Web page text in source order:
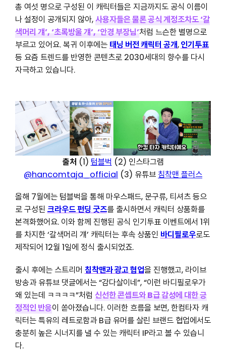
총 여섯 명으로 구성된 이 캐릭터들은 지금까지도 공식 이름이
나 설정이 공개되지 않아,사용자들은 물론 공식 계정조차도 ‘갈
색머리 걔’, ‘초록방울 걔’, ‘안경 부장님’처럼 느슨한 별명으로
부르고 있어요. 복귀 이후에는 태닝 버전 캐릭터 공개,인기투표
등 요즘 트렌드를 반영한 콘텐츠로 2030세대의 향수를 다시
자극하고 있습니다.
출처 (1) 텀블벅 (2) 인스타그램
@hancomtaja_official (3) 유튜브 침착맨 플러스
올해 7월에는 텀블벅을 통해 마우스패드, 문구류, 티셔츠 등으
로 구성된 크라우드 펀딩 굿즈를 출시하면서 캐릭터 상품화를
본격화했어요. 이와 함께 진행된 공식 인기투표 이벤트에서 1위
를 차지한 ‘갈색머리 걔’ 캐릭터는 후속 상품인 바디필로우로도
제작되어 12월 1일에 정식 출시되었죠.
출시 후에는 스트리머 침착맨과 광고 협업을 진행했고, 라이브
방송과 유튜브 댓글에서는 “감다살이네”, “이런 바디필로우가
왜 있는데 ㅋㅋㅋㅋ”처럼 신선한 콘셉트와 B급 감성에 대한 긍
정적인 반응이 쏟아졌습니다. 이러한 흐름을 보면, 한컴타자 캐
릭터는 특유의 레트로함과 B급 유머를 살린 브랜드 협업에서도
충분히 높은 시너지를 낼 수 있는 캐릭터 IP라고 볼 수 있습니
다.